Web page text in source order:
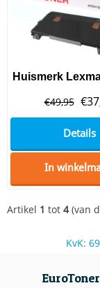
€49,95 €
Details
In
Artikel 1 tot 4(van
KvK: